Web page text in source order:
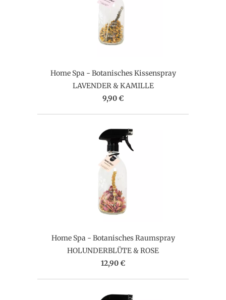
Home Spa - Botanisches Kissenspray
LAVENDER & KAMILLE
9,90 €
Home Spa - Botanisches Raumspray
HOLUNDERBLÜTE & ROSE
12,90 €